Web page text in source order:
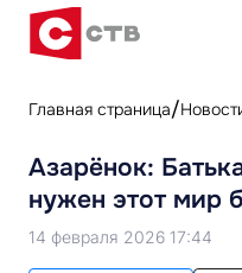
Главная страница
Азарёнок:
нужен этот мир
14 февраля 2026 17:44